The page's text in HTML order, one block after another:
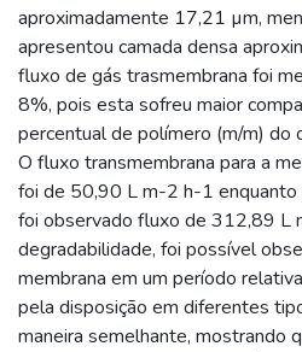
aproximadamente 17,21 µm,
apresentou camada densa
fluxo de gás trasmembrana foi
8%, pois esta sofreu maior
percentual de polímero (m/m) do
O fluxo transmembrana para a
foi de 50,90 L m-2 h-1 enquanto
foi observado fluxo de 312,89 L
degradabilidade, foi possível
membrana em um período
pela disposição em diferentes
maneira semelhante, mostrando